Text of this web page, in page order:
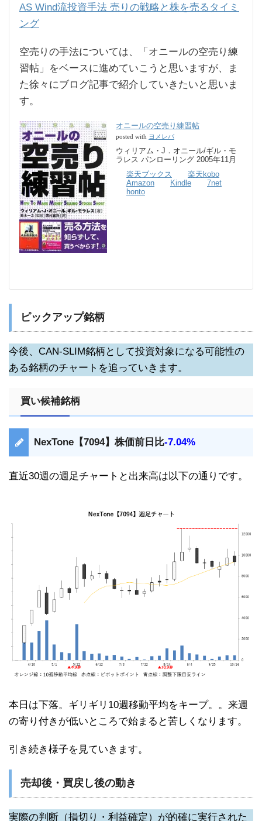
AS Wind流投資手法 売りの戦略と株を売るタイミ
ング
空売りの手法については、「オニールの空売り練
習帖」をベースに進めていこうと思いますが、ま
た徐々にブログ記事で紹介していきたいと思いま
す。
オニールの空売り練習帖
posted with ヨメレバ
ウィリアム・J．オニール/ギル・モ
ラレス パンローリング 2005年11月
楽天ブックス
楽天kobo
Amazon
Kindle
7net
honto
ピックアップ銘柄
今後、CAN-SLIM銘柄として投資対象になる可能性の
ある銘柄のチャートを追っていきます。
買い候補銘柄
NexTone【7094】株価前日比-7.04%
直近30週の週足チャートと出来高は以下の通りです。
本日は下落。ギリギリ10週移動平均をキープ。。来週
の寄り付きが低いところで始まると苦しくなります。
引き続き様子を見ていきます。
売却後・買戻し後の動き
実際の判断（損切り・利益確定）が的確に実行された